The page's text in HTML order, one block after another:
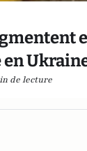
de lecture